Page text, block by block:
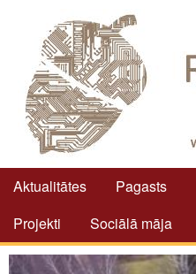
Aktualitātes Pagasts
Projekti
Sociālā māja